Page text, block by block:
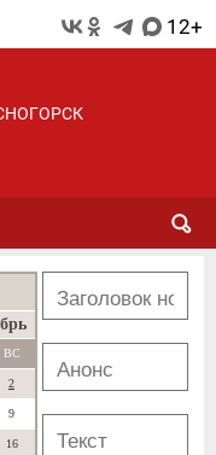
12+
ВС
2
9
16